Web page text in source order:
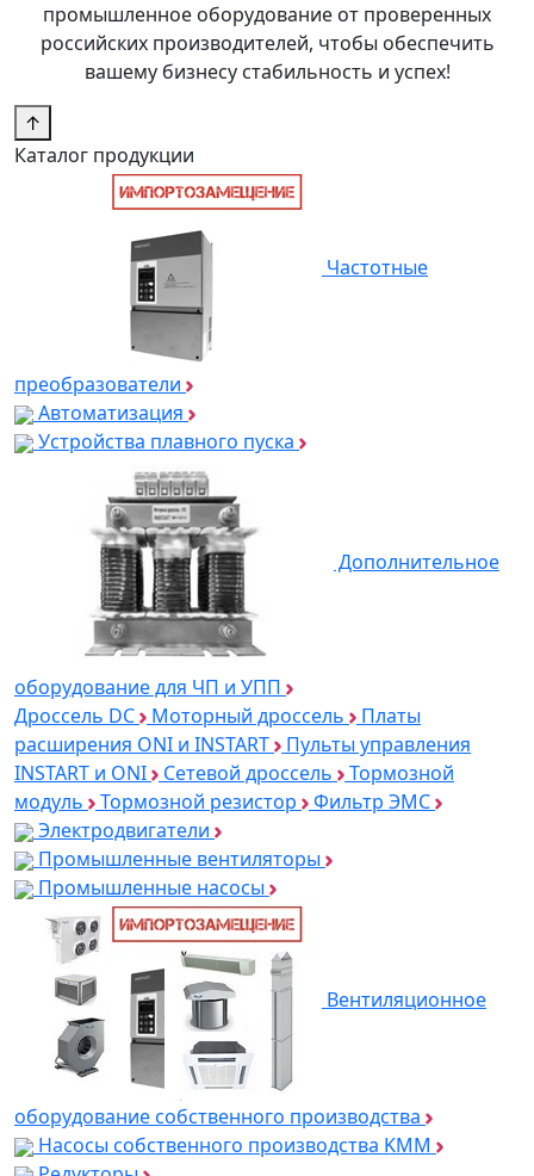
промышленное оборудование от проверенных
российских производителей, чтобы обеспечить
вашему бизнесу стабильность и успех!
↑
Каталог продукции
Частотные
преобразователи
Автоматизация
Устройства плавного пуска
Дополнительное
оборудование для ЧП и УПП
Дроссель DC
Моторный дроссель
Платы
расширения ONI и INSTART
Пульты управления
INSTART и ONI
Сетевой дроссель
Тормозной
модуль
Тормозной резистор
Фильтр ЭМС
Электродвигатели
Промышленные вентиляторы
Промышленные насосы
Вентиляционное
оборудование собственного производства
Насосы собственного производства KMM